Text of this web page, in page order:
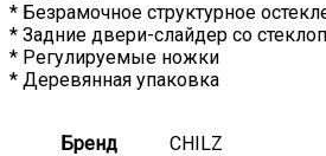
* Безрамочное структурное
* Задние двери-слайдер со
* Регулируемые ножки
* Деревянная упаковка
Бренд CHILZ